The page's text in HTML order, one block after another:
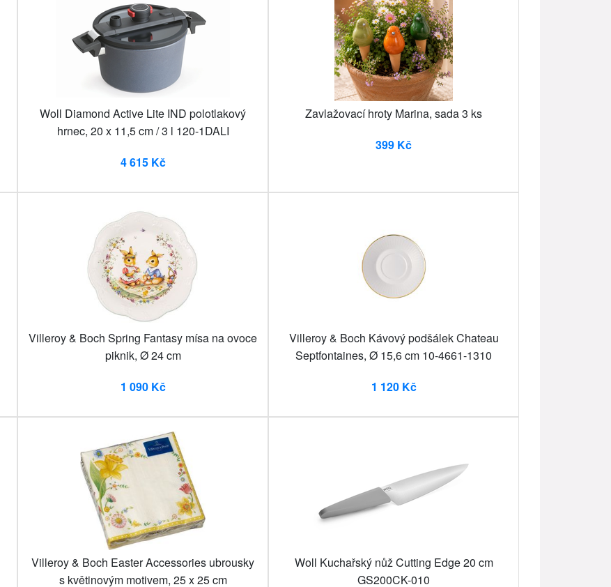
Woll Diamond Active Lite IND polotlakový
hrnec, 20 x 11,5 cm / 3 l 120-1DALI
4 615 Kč
Zavlažovací hroty Marina, sada 3 ks
399 Kč
Villeroy & Boch Spring Fantasy mísa na ovoce
piknik, Ø 24 cm
1 090 Kč
Villeroy & Boch Kávový podšálek Chateau
Septfontaines, Ø 15,6 cm 10-4661-1310
1 120 Kč
Villeroy & Boch Easter Accessories ubrousky
s květinovým motivem, 25 x 25 cm
Woll Kuchařský nůž Cutting Edge 20 cm
GS200CK-010